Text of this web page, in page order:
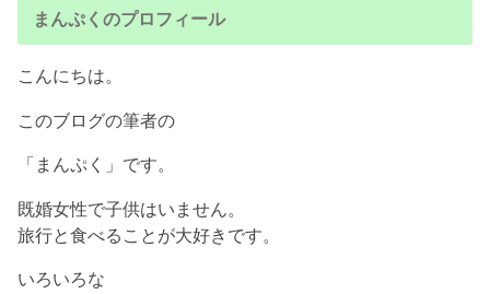
まんぷくのプロフィール
こんにちは。
このブログの筆者の
「まんぷく」です。
既婚女性で子供はいません。
旅行と食べることが大好きです。
いろいろな